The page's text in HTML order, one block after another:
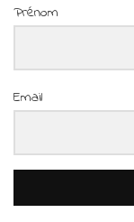
Prénom
Email